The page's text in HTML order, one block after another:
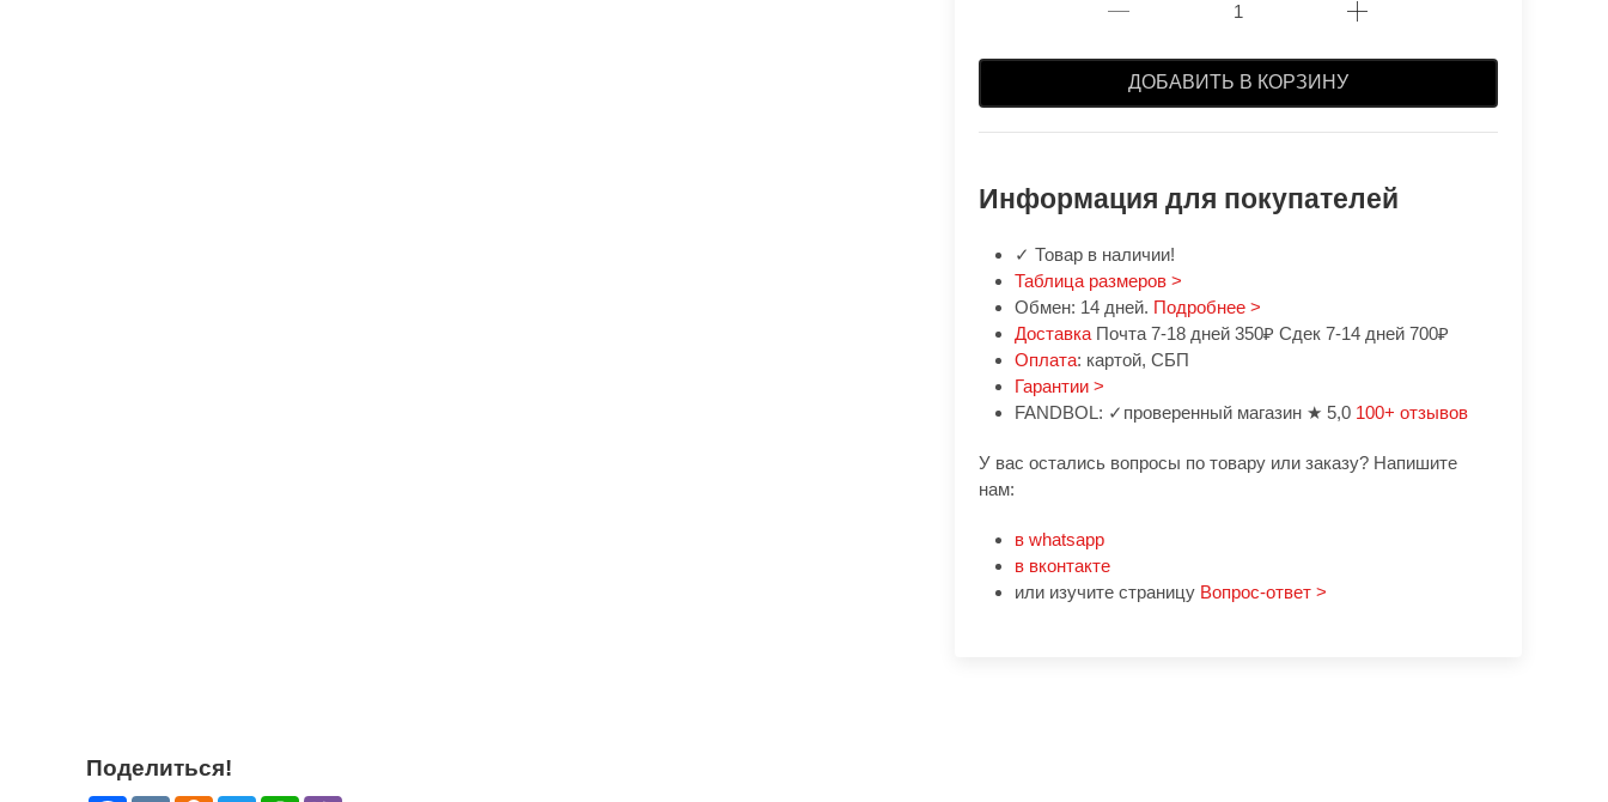
ДОБАВИТЬ В КОРЗИНУ
Информация для покупателей
✓ Товар в наличии!
Таблица размеров >
Обмен: 14 дней. Подробнее >
Доставка Почта 7-18 дней 350₽ Сдек 7-14 дней 700₽
Оплата: картой, СБП
Гарантии >
FANDBOL: ✓проверенный магазин ★ 5,0 100+ отзывов
У вас остались вопросы по товару или заказу? Напишите
нам:
в whatsapp
в вконтакте
или изучите страницу Вопрос-ответ >
Поделиться!